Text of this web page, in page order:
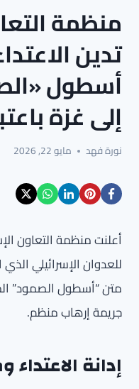
منظمة
تدين
أسطول
إلى غزة
نورة فهد مايو 22, 2026
أعلنت منظمة التعاون
للعدوان الإسرائيلي
متن “أسطول الصمود”
جريمة إرهاب منظم.
إدانة